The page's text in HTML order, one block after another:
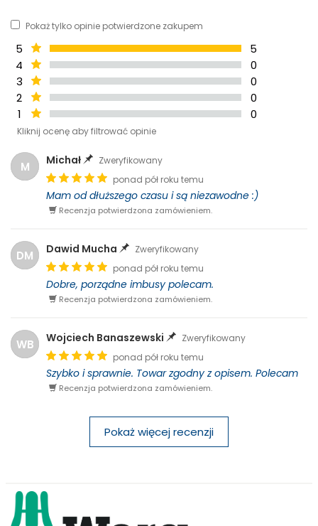
Pokaż tylko opinie potwierdzone zakupem
5
5
4
0
3
0
2
0
1
0
Kliknij ocenę aby filtrować opinie
M Michał
Zweryfikowany
ponad pół roku temu
Mam od dłuższego czasu i są niezawodne :)
Recenzja potwierdzona zamówieniem.
DM Dawid Mucha
Zweryfikowany
ponad pół roku temu
Dobre, porządne imbusy polecam.
Recenzja potwierdzona zamówieniem.
WB Wojciech Banaszewski
Zweryfikowany
ponad pół roku temu
Szybko i sprawnie. Towar zgodny z opisem. Polecam
Recenzja potwierdzona zamówieniem.
Pokaż więcej recenzji